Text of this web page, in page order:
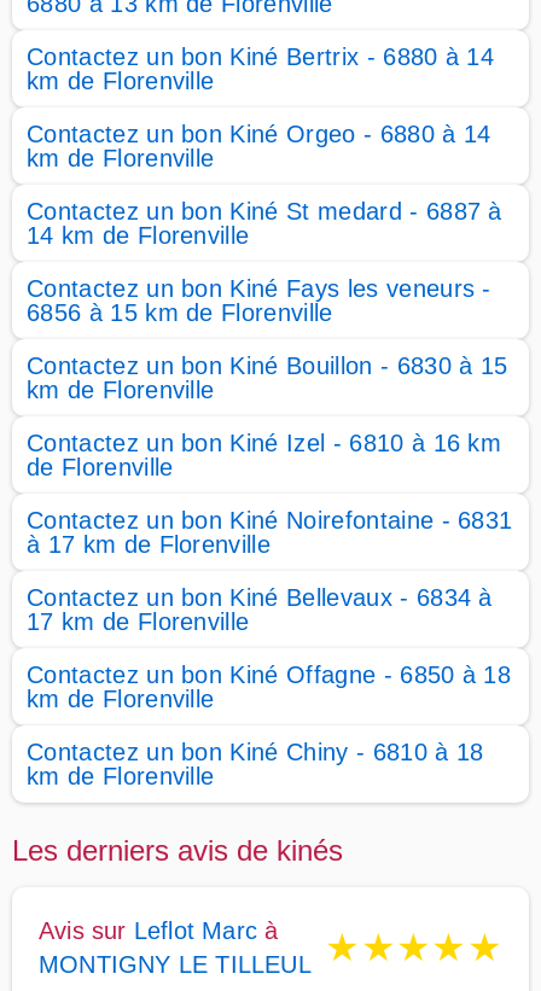
Contactez un bon Kiné Bertrix - 6880 à 14
km de Florenville
Contactez un bon Kiné Orgeo - 6880 à 14
km de Florenville
Contactez un bon Kiné St medard - 6887 à
14 km de Florenville
Contactez un bon Kiné Fays les veneurs -
6856 à 15 km de Florenville
Contactez un bon Kiné Bouillon - 6830 à 15
km de Florenville
Contactez un bon Kiné Izel - 6810 à 16 km
de Florenville
Contactez un bon Kiné Noirefontaine - 6831
à 17 km de Florenville
Contactez un bon Kiné Bellevaux - 6834 à
17 km de Florenville
Contactez un bon Kiné Offagne - 6850 à 18
km de Florenville
Contactez un bon Kiné Chiny - 6810 à 18
km de Florenville
Les derniers avis de kinés
Avis sur Leflot Marc à
MONTIGNY LE TILLEUL ★★★★★